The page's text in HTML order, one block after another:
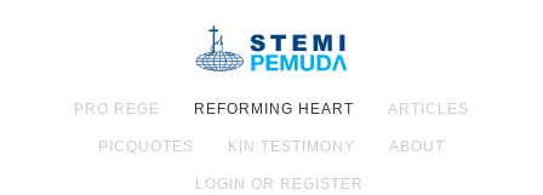
PRO REGE REFORMING HEART ARTICLES
PICQUOTES KIN TESTIMONY ABOUT
LOGIN OR REGISTER